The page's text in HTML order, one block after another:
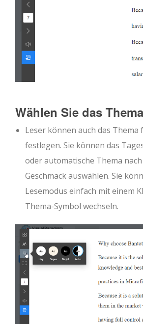
Wählen Sie das
Leser können auch das Thema
festlegen. Sie können das
oder automatische Thema
Geschmack auswählen. Sie
Lesemodus einfach mit einem
Thema-Symbol wechseln.